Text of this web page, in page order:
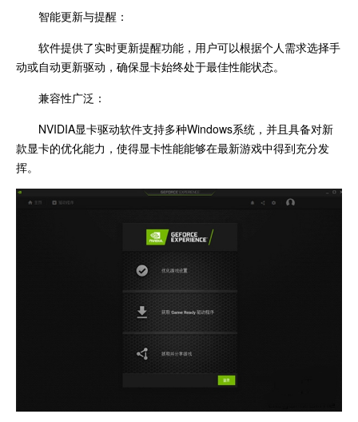
智能更新与提醒：
软件提供了实时更新提醒功能，用户可以根据个人需求选择手
动或自动更新驱动，确保显卡始终处于最佳性能状态。
兼容性广泛：
NVIDIA显卡驱动软件支持多种Windows系统，并且具备对新
款显卡的优化能力，使得显卡性能能够在最新游戏中得到充分发
挥。